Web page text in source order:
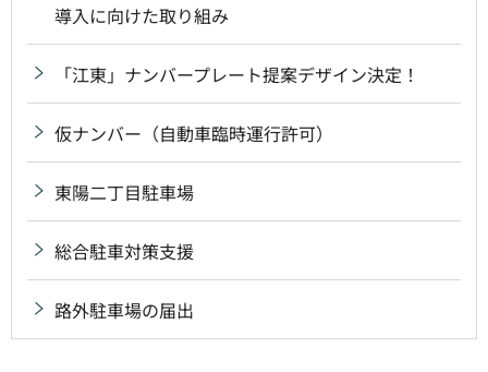
導入に向けた取り組み
「江東」ナンバープレート提案デザイン決定！
仮ナンバー（自動車臨時運行許可）
東陽二丁目駐車場
総合駐車対策支援
路外駐車場の届出